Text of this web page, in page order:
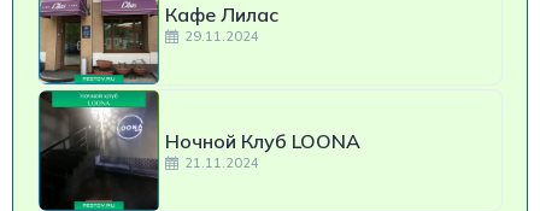
Кафе Лилас
29.11.2024
Ночной Клуб LOONA
21.11.2024